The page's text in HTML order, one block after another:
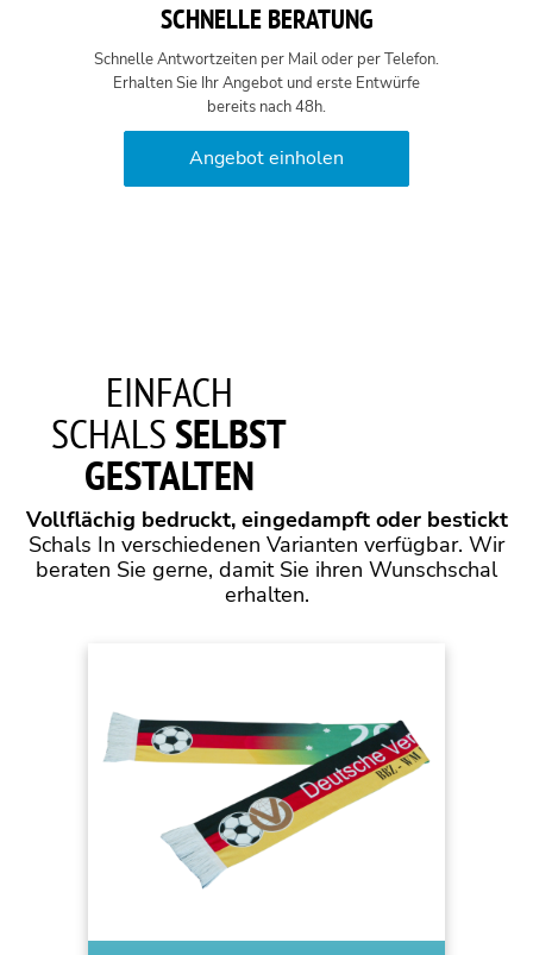
SCHNELLE BERATUNG
Schnelle Antwortzeiten per Mail oder per Telefon.
Erhalten Sie Ihr Angebot und erste Entwürfe
bereits nach 48h.
Angebot einholen
EINFACH
SCHALSSELBST
GESTALTEN
Vollflächig bedruckt, eingedampft oder bestickt
Schals In verschiedenen Varianten verfügbar. Wir
beraten Sie gerne, damit Sie ihren Wunschschal
erhalten.